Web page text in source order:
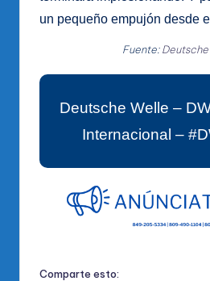
un pequeño empujón desde
Fuente:
Deutsche Welle –
Internacional –
Comparte esto: